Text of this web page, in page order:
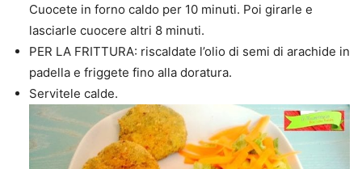
Cuocete in forno caldo per 10 minuti. Poi girarle e
lasciarle cuocere altri 8 minuti.
PER LA FRITTURA: riscaldate l’olio di semi di arachide in
padella e friggete fino alla doratura.
Servitele calde.